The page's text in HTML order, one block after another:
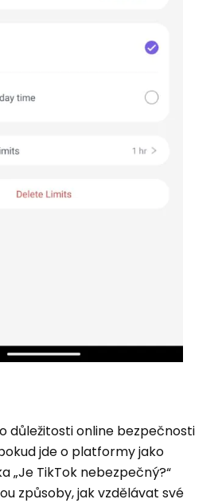
důležitosti online bezpečnosti
jde o platformy jako
„Je TikTok nebezpečný?“
způsoby, jak vzdělávat své